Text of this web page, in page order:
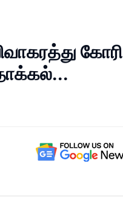
கோரி